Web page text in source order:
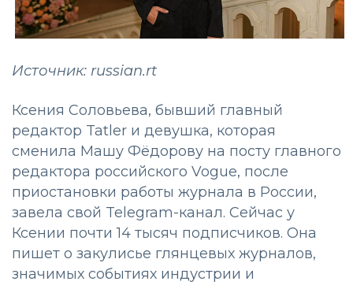
Источник: russian.rt
Ксения Соловьева, бывший главный
редактор Tatler и девушка, которая
сменила Машу Фёдорову на посту главного
редактора российского Vogue, после
приостановки работы журнала в России,
завела свой Telegram-канал. Сейчас у
Ксении почти 14 тысяч подписчиков. Она
пишет о закулисье глянцевых журналов,
значимых событиях индустрии и